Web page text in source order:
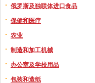
俄罗斯及独联体进口食品
保健和医疗
农业
制造和加工机械
办公室及学校用品
包装和造纸